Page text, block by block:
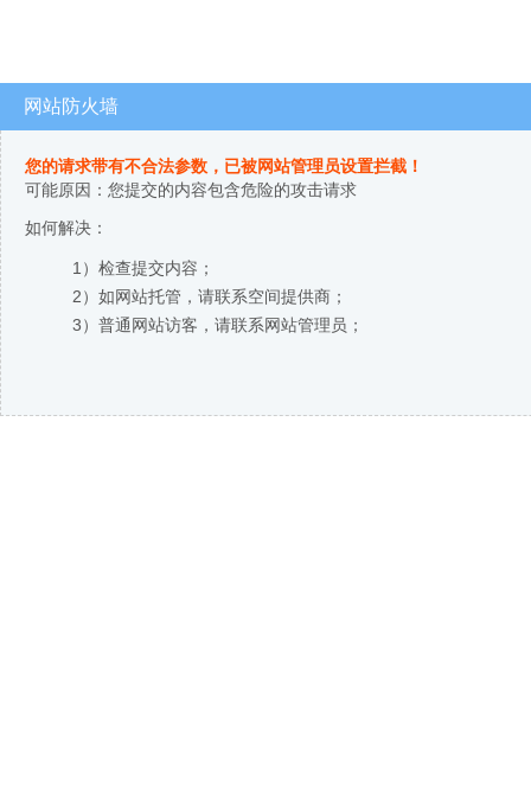
网站防火墙
您的请求带有不合法参数，已被网站管理员设置拦截！
可能原因：您提交的内容包含危险的攻击请求
如何解决：
1）检查提交内容；
2）如网站托管，请联系空间提供商；
3）普通网站访客，请联系网站管理员；